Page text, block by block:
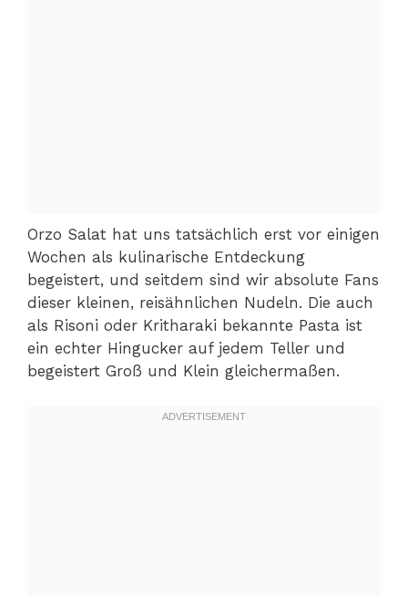
Orzo Salat hat uns tatsächlich erst vor einigen
Wochen als kulinarische Entdeckung
begeistert, und seitdem sind wir absolute Fans
dieser kleinen, reisähnlichen Nudeln. Die auch
als Risoni oder Kritharaki bekannte Pasta ist
ein echter Hingucker auf jedem Teller und
begeistert Groß und Klein gleichermaßen.